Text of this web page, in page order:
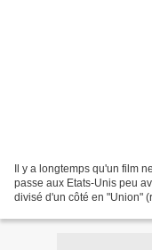
Il y a longtemps qu'un film
passe aux Etats-Unis peu
divisé d'un côté en "Union"